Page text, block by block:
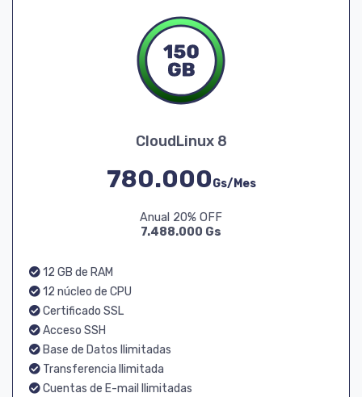
CloudLinux 8
780.000Gs/Mes
Anual 20% OFF
7.488.000 Gs
12 GB de RAM
12 núcleo de CPU
Certificado SSL
Acceso SSH
Base de Datos Ilimitadas
Transferencia Ilimitada
Cuentas de E-mail Ilimitadas